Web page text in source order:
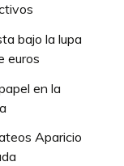
bajo la lupa
euros
en la
Aparicio